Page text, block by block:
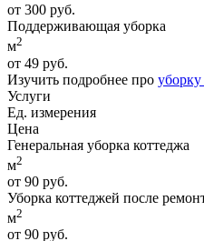
от 300 руб.
Поддерживающая уборка
м2
от 49 руб.
Изучить подробнее про
Услуги
Ед. измерения
Цена
Генеральная уборка коттеджа
м2
от 90 руб.
Уборка коттеджей после
м2
от 90 руб.